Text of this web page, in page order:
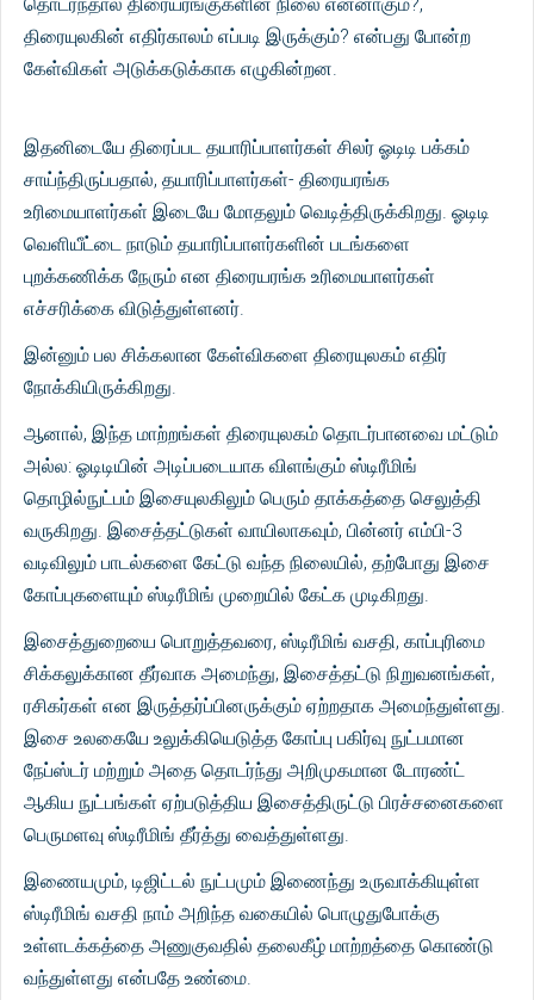
திரையுலகின் எதிர்காலம் எப்படி இருக்கும்? என்பது போன்ற
கேள்விகள் அடுக்கடுக்காக எழுகின்றன.
இதனிடையே திரைப்பட தயாரிப்பாளர்கள் சிலர் ஓடிடி பக்கம்
சாய்ந்திருப்பதால், தயாரிப்பாளர்கள்- திரையரங்க
உரிமையாளர்கள் இடையே மோதலும் வெடித்திருக்கிறது. ஓடிடி
வெளியீட்டை நாடும் தயாரிப்பாளர்களின் படங்களை
புறக்கணிக்க நேரும் என திரையரங்க உரிமையாளர்கள்
எச்சரிக்கை விடுத்துள்ளனர்.
இன்னும் பல சிக்கலான கேள்விகளை திரையுலகம் எதிர்
நோக்கியிருக்கிறது.
ஆனால், இந்த மாற்றங்கள் திரையுலகம் தொடர்பானவை மட்டும்
அல்ல: ஓடிடியின் அடிப்படையாக விளங்கும் ஸ்டிரீமிங்
தொழில்நுட்பம் இசையுலகிலும் பெரும் தாக்கத்தை செலுத்தி
வருகிறது. இசைத்தட்டுகள் வாயிலாகவும், பின்னர் எம்பி-3
வடிவிலும் பாடல்களை கேட்டு வந்த நிலையில், தற்போது இசை
கோப்புகளையும் ஸ்டிரீமிங் முறையில் கேட்க முடிகிறது.
இசைத்துறையை பொறுத்தவரை, ஸ்டிரீமிங் வசதி, காப்புரிமை
சிக்கலுக்கான தீர்வாக அமைந்து, இசைத்தட்டு நிறுவனங்கள்,
ரசிகர்கள் என இருத்தர்ப்பினருக்கும் ஏற்றதாக அமைந்துள்ளது.
இசை உலகையே உலுக்கியெடுத்த கோப்பு பகிர்வு நுட்பமான
நேப்ஸ்டர் மற்றும் அதை தொடர்ந்து அறிமுகமான டோரண்ட்
ஆகிய நுட்பங்கள் ஏற்படுத்திய இசைத்திருட்டு பிரச்சனைகளை
பெருமளவு ஸ்டிரீமிங் தீர்த்து வைத்துள்ளது.
இணையமும், டிஜிட்டல் நுட்பமும் இணைந்து உருவாக்கியுள்ள
ஸ்டிரீமிங் வசதி நாம் அறிந்த வகையில் பொழுதுபோக்கு
உள்ளடக்கத்தை அணுகுவதில் தலைகீழ் மாற்றத்தை கொண்டு
வந்துள்ளது என்பதே உண்மை.